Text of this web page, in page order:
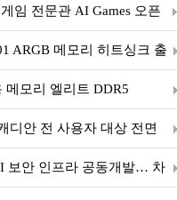
임 전문관 AI Games 오픈
ARGB 메모리 히트싱크 출
메모리 엘리트 DDR5
디안 전 사용자 대상 전면
보안 인프라 공동개발… 차